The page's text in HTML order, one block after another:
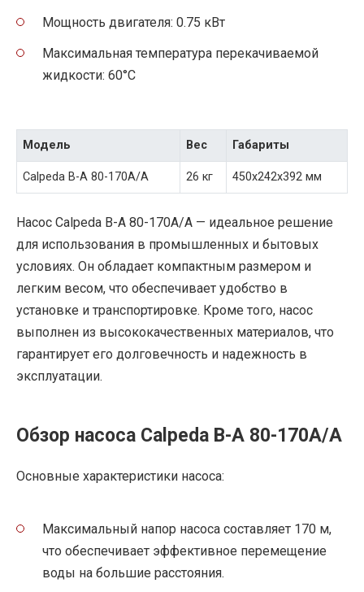
Мощность двигателя: 0.75 кВт
Максимальная температура перекачиваемой
жидкости: 60°C
Модель Вес Габариты
Calpeda B-A 80-170A/A 26 кг 450x242x392 мм
Насос Calpeda B-A 80-170A/A — идеальное решение
для использования в промышленных и бытовых
условиях. Он обладает компактным размером и
легким весом, что обеспечивает удобство в
установке и транспортировке. Кроме того, насос
выполнен из высококачественных материалов, что
гарантирует его долговечность и надежность в
эксплуатации.
Обзор насоса Calpeda B-A 80-170A/A
Основные характеристики насоса:
Максимальный напор насоса составляет 170 м,
что обеспечивает эффективное перемещение
воды на большие расстояния.